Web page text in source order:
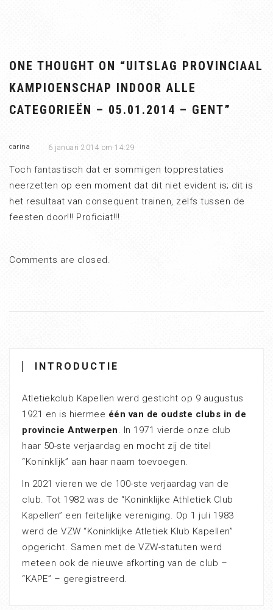
ONE THOUGHT ON “UITSLAG PROVINCIAAL
KAMPIOENSCHAP INDOOR ALLE
CATEGORIEËN – 05.01.2014 – GENT”
carina 6 januari 2014 om 14:29
Toch fantastisch dat er sommigen topprestaties
neerzetten op een moment dat dit niet evident is; dit is
het resultaat van consequent trainen, zelfs tussen de
feesten door!!! Proficiat!!!
Comments are closed.
INTRODUCTIE
Atletiekclub Kapellen werd gesticht op 9 augustus
1921 en is hiermee één van de oudste clubs in de
provincie Antwerpen. In 1971 vierde onze club
haar 50-ste verjaardag en mocht zij de titel
“Koninklijk” aan haar naam toevoegen.
In 2021 vieren we de 100-ste verjaardag van de
club. Tot 1982 was de “Koninklijke Athletiek Club
Kapellen” een feitelijke vereniging. Op 1 juli 1983
werd de VZW “Koninklijke Atletiek Klub Kapellen”
opgericht. Samen met de VZW-statuten werd
meteen ook de nieuwe afkorting van de club –
“KAPE” – geregistreerd.